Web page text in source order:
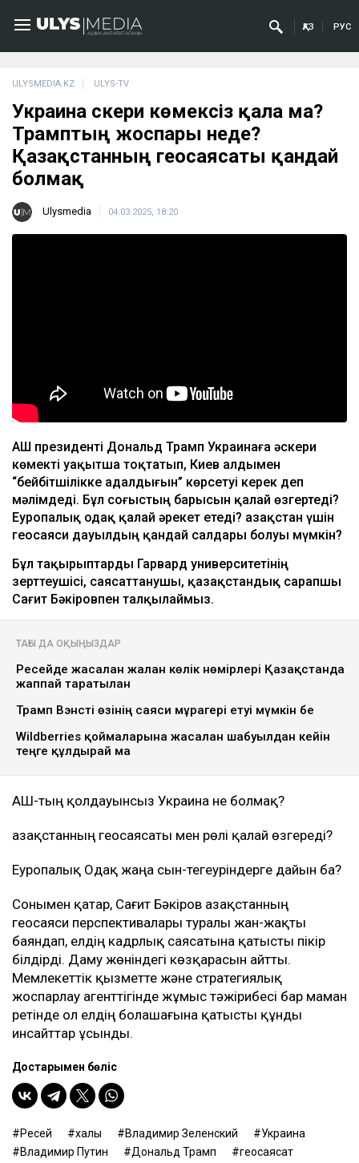
ҚАЗ РУС
ULYSMEDIA.KZ ULYS-TV
Украина әскери көмексіз қала ма?
Трамптың жоспары неде?
Қазақстанның геосаясаты қандай
болмақ
Ulysmedia 04.03.2025, 18:20
АҚШ президенті Дональд Трамп Украинаға әскери
көмекті уақытша тоқтатып, Киев алдымен
“бейбітшілікке адалдығын” көрсетуі керек деп
мәлімдеді. Бұл соғыстың барысын қалай өзгертеді?
Еуропалық одақ қалай әрекет етеді? Қазақстан үшін
геосаяси дауылдың қандай салдары болуы мүмкін?
Бұл тақырыптарды Гарвард университетінің
зерттеушісі, саясаттанушы, қазақстандық сарапшы
Сағит Бәкіровпен талқылаймыз.
ТАҒЫ ДА ОҚЫҢЫЗДАР
Ресейде жасалған жалған көлік нөмірлері Қазақстанда
жаппай таратылған
Трамп Вэнсті өзінің саяси мұрагері етуі мүмкін бе
Wildberries қоймаларына жасалған шабуылдан кейін
теңге құлдырай ма
АҚШ-тың қолдауынсыз Украина не болмақ?
Қазақстанның геосаясаты мен рөлі қалай өзгереді?
Еуропалық Одақ жаңа сын-тегеуріндерге дайын ба?
Сонымен қатар, Сағит Бәкіров Қазақстанның
геосаяси перспективалары туралы жан-жақты
баяндап, елдің кадрлық саясатына қатысты пікір
білдірді. Даму жөніндегі көзқарасын айтты.
Мемлекеттік қызметте және стратегиялық
жоспарлау агенттігінде жұмыс тәжірибесі бар маман
ретінде ол елдің болашағына қатысты құнды
инсайттар ұсынды.
Достарыңмен бөліс
Ресей халық Владимир Зеленский
Украина
Владимир Путин
Дональд Трамп
геосаясат